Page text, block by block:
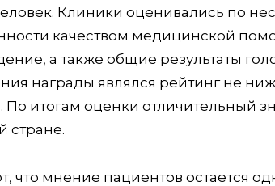
Клиники оценивались по
качеством медицинской
а также общие результаты
награды являлся рейтинг не
По итогам оценки отличительный
стране.
что мнение пациентов остается